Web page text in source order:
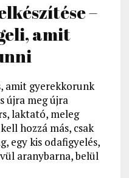
–
amit
amit gyerekkorunk
újra meg újra
laktató, meleg
hozzá más, csak
egy kis odafigyelés,
aranybarna, belül